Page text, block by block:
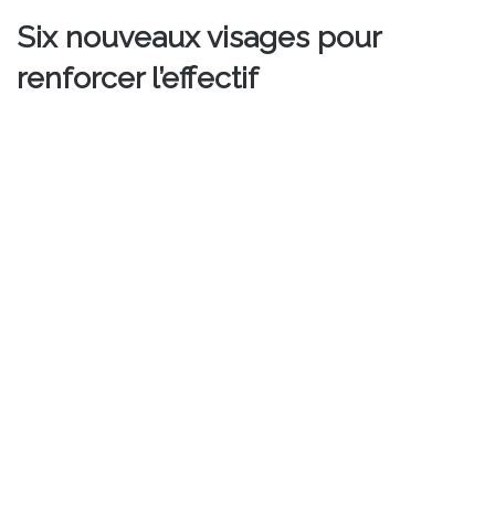
Six nouveaux visages pour
renforcer l’effectif